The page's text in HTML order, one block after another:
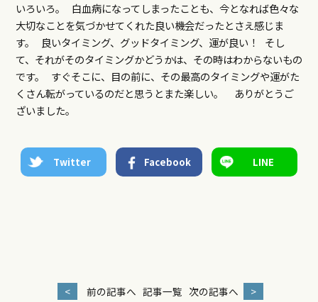
いろいろ。 白血病になってしまったことも、今となれば色々な
大切なことを気づかせてくれた良い機会だったとさえ感じま
す。 良いタイミング、グッドタイミング、運が良い！ そし
て、それがそのタイミングかどうかは、その時はわからないもの
です。 すぐそこに、目の前に、その最高のタイミングや運がた
くさん転がっているのだと思うとまた楽しい。 ありがとうご
ざいました。
Twitter Facebook LINE
< 前の記事へ 記事一覧 次の記事へ >